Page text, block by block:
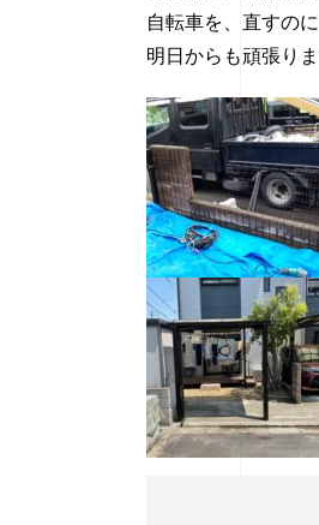
自転車を、直すの
明日からも頑張りま